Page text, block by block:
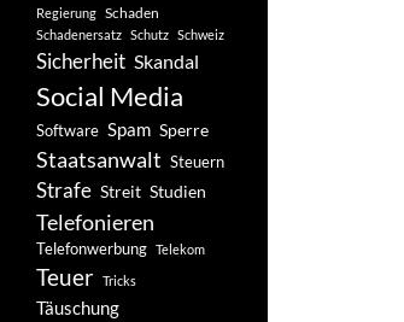
Regierung Schaden
Schadenersatz Schutz Schweiz
Sicherheit Skandal
Social Media
Software Spam Sperre
Staatsanwalt Steuern
Strafe Streit Studien
Telefonieren
Telefonwerbung Telekom
Teuer Tricks
Täuschung